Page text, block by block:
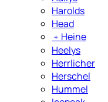
Harolds
Head
﹢ Heine
Heelys
Herrlicher
Herschel
Hummel